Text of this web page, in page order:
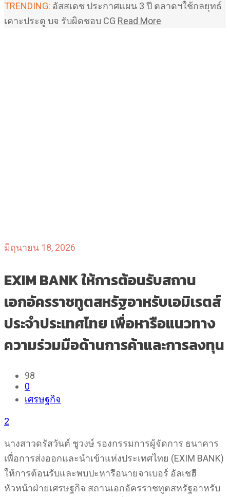
TRENDING: อัสสเดช ประกาศแผน 3 ปี ตลาดฯใช้กลยุทธ์
เคาะประตู บจ รับผิดชอบ CG Read More
มิถุนายน 18, 2026
EXIM BANK ให้การต้อนรับสถาน
เอกอัครราชทูตสหรัฐอาหรับเอมิเรตส์
ประจำประเทศไทย เพื่อหารือแนวทาง
ความร่วมมือด้านการค้าและการลงทุน
98
0
เศรษฐกิจ
2
นางสาวดรัสวันต์ ชูวงษ์ รองกรรมการผู้จัดการ ธนาคาร
เพื่อการส่งออกและนำเข้าแห่งประเทศไทย (EXIM BANK)
ให้การต้อนรับและพบปะหารือนายจาเบอร์ อัลเชฮี
หัวหน้าฝ่ายเศรษฐกิจ สถานเอกอัครราชทูตสหรัฐอาหรับ